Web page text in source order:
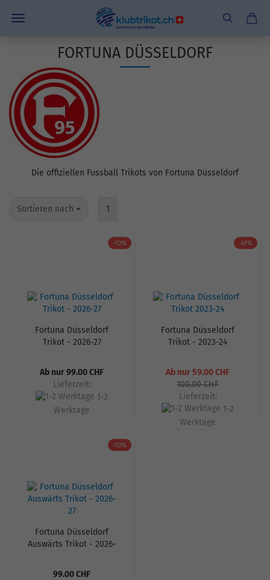
FORTUNA DÜSSELDORF
Die offiziellen Fussball Trikots von Fortuna Düsseldorf
Sortieren nach 1
-10%
Fortuna Düsseldorf
Trikot - 2026-27
Ab nur 99.00 CHF
Lieferzeit:
1-2
Werktage
-41%
Fortuna Düsseldorf
Trikot - 2023-24
Ab nur 59.00 CHF
100.00 CHF
Lieferzeit:
1-2
Werktage
-10%
Fortuna Düsseldorf
Auswärts Trikot - 2026-
99.00 CHF